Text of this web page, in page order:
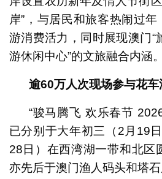
岸”，与居民和旅客热闹过
游消费活力，同时展现澳门“
游休闲中心”的文旅融合内涵。
逾60万人次现场参与花
“骏马腾飞 欢乐春节
已分别于大年初三（2月19
28日）在西湾湖一带和北区
亦先后于澳门渔人码头和塔